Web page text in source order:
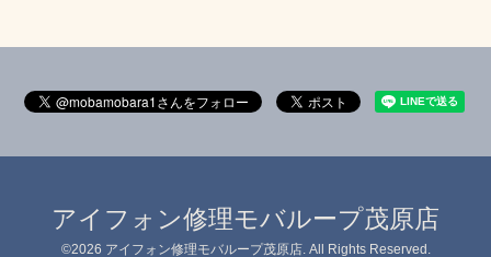
アイフォン修理モバループ茂原店
©2026 アイフォン修理モバループ茂原店. All Rights Reserved.